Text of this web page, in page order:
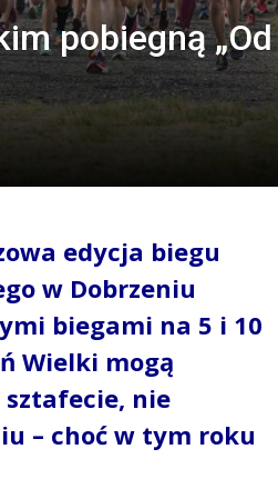
pobiegną „Od
edycja biegu
w Dobrzeniu
biegami na 5 i 10
Wielki mogą
sztafecie, nie
– choć w tym roku